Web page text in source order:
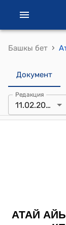
Башкы бет ›
Документ
Редакция
11.02.2022